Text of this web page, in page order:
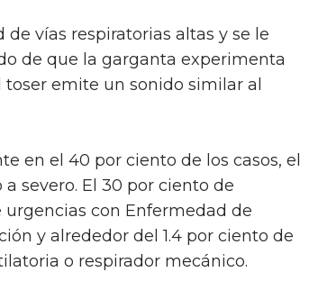
vías respiratorias altas y se le
de que la garganta experimenta
emite un sonido similar al
en el 40 por ciento de los casos, el
severo. El 30 por ciento de
con Enfermedad de
y alrededor del 1.4 por ciento de
o respirador mecánico.